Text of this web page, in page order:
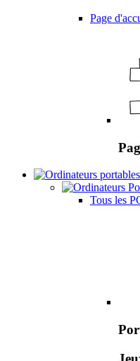
Page
Tous les